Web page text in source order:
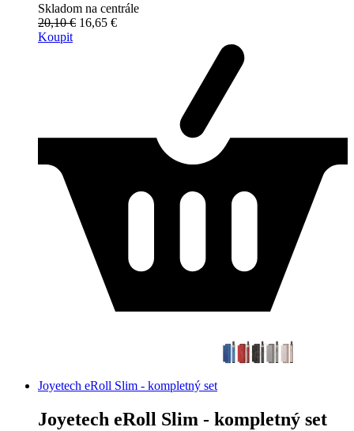
Skladom na centrále
20,10 € 16,65 €
Koupit
Joyetech eRoll Slim - kompletný set
Joyetech eRoll Slim - kompletný set